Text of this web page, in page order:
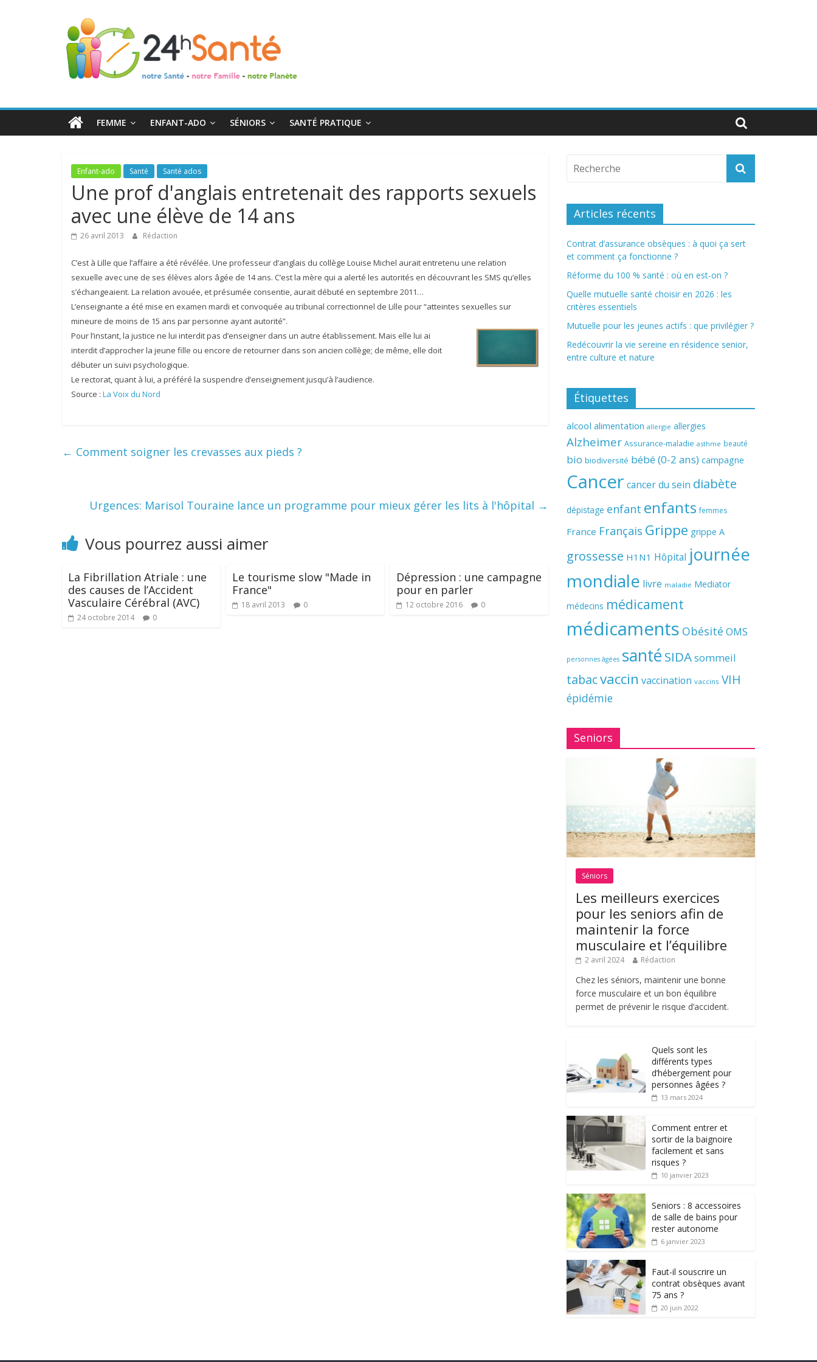
24h
Santé
toute
FEMME ENFANT-ADO SÉNIORS SANTÉ PRATIQUE
Enfant-ado Santé Santé ados
Une prof d'anglais entretenait des rapports sexuels
avec une élève de 14 ans
26 avril 2013 Rédaction
C’est à Lille que l’affaire a été révélée. Une professeur d’anglais du collège Louise Michel aurait entretenu une relation
sexuelle avec une de ses élèves alors âgée de 14 ans. C’est la mère qui a alerté les autorités en découvrant les SMS qu’elles
s’échangeaient. La relation avouée, et présumée consentie, aurait débuté en septembre 2011…
L’enseignante a été mise en examen mardi et convoquée au tribunal correctionnel de Lille pour “atteintes sexuelles sur
mineure de moins de 15 ans par personne ayant autorité”.
Pour l’instant, la justice ne lui interdit pas d’enseigner dans un autre établissement. Mais elle lui ai
interdit d’approcher la jeune fille ou encore de retourner dans son ancien collège; de même, elle doit
débuter un suivi psychologique.
Le rectorat, quant à lui, a préféré la suspendre d’enseignement jusqu’à l’audience.
Source : La Voix du Nord
← Comment soigner les crevasses aux pieds ?
Urgences: Marisol Touraine lance un programme pour mieux gérer les lits à l'hôpital →
Vous pourrez aussi aimer
La Fibrillation Atriale : une
des causes de l’Accident
Vasculaire Cérébral (AVC)
24 octobre 2014 0
Le tourisme slow "Made in
France"
18 avril 2013 0
Dépression : une campagne
pour en parler
12 octobre 2016 0
Articles récents
Contrat d’assurance obsèques : à quoi ça sert
et comment ça fonctionne ?
Réforme du 100 % santé : où en est-on ?
Quelle mutuelle santé choisir en 2026 : les
critères essentiels
Mutuelle pour les jeunes actifs : que privilégier ?
Redécouvrir la vie sereine en résidence senior,
entre culture et nature
Étiquettes
alcool alimentation allergie allergies
Alzheimer Assurance-maladie asthme beauté
bio biodiversité bébé (0-2 ans) campagne
Cancer cancer du sein diabète
dépistage enfant enfants femmes
France Français Grippe grippe A
grossesse H1N1 Hôpital journée
mondiale livre maladie Mediator
médecins médicament
médicaments Obésité OMS
personnes âgées santé SIDAsommeil
tabacvaccin vaccination vaccins VIH
épidémie
Seniors
Séniors
Les meilleurs exercices
pour les seniors afin de
maintenir la force
musculaire et l’équilibre
2 avril 2024 Rédaction
Chez les séniors, maintenir une bonne
force musculaire et un bon équilibre
permet de prévenir le risque d’accident.
Quels sont les
différents types
d’hébergement pour
personnes âgées ?
13 mars 2024
Comment entrer et
sortir de la baignoire
facilement et sans
risques ?
10 janvier 2023
Seniors : 8 accessoires
de salle de bains pour
rester autonome
6 janvier 2023
Faut-il souscrire un
contrat obsèques avant
75 ans ?
20 juin 2022